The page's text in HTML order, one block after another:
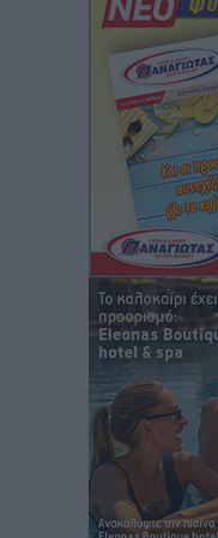
Ειδήσεις• πριν 7 ώρες
Στον Άγιο Νικόλαο
ανανεωμένο
Lions Χάλκης
Τοπικές Ειδήσεις • πριν
Ρόδος:
επιβάτες και 55
Τοπικές Ειδήσεις• πριν
Γ’ Εθνική
αγωνιστικών της
• πριν 13 ώρες
Συνελήφθησαν δύο
πελατών